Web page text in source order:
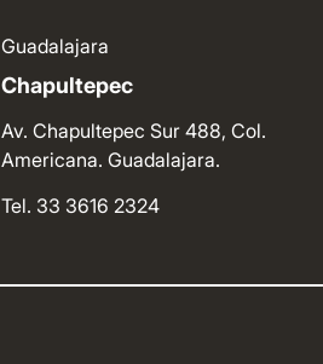
Guadalajara
Chapultepec
Av. Chapultepec Sur 488, Col.
Americana. Guadalajara.
Tel. 33 3616 2324